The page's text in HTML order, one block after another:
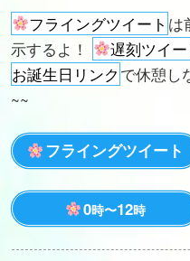
フライングツイート は
示するよ！
遅刻ツイー
お誕生日リンク で休憩し
~~
フライングツイート
0時〜12時